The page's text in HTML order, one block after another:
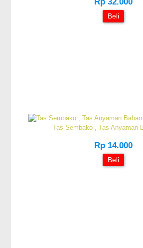
Beli
Tas Sembako , Tas Anyaman
Rp 14.000
Beli